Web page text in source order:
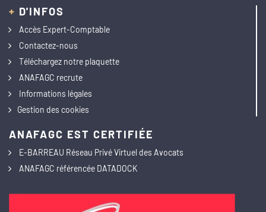
+ D'INFOS
Accès Expert-Comptable
Contactez-nous
Téléchargez notre plaquette
ANAFAGC recrute
Informations légales
Gestion des cookies
ANAFAGC EST CERTIFIÉE
E-BARREAU Réseau Privé Virtuel des Avocats
ANAFAGC référencée DATADOCK